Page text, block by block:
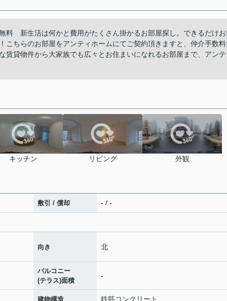
料 新生活は何かと費用がたくさん掛かるお部屋探し。できるだけお
こちらのお部屋をアンティホームにてご契約頂きますと、仲介手数
賃貸物件から大家族でも広々とお住まいになれるお部屋まで、アンテ
キッチン リビング 外観
敷引 / 償却 - / -
向き 北
バルコニー
(テラス)面積
-
建物構造 鉄筋コンクリート